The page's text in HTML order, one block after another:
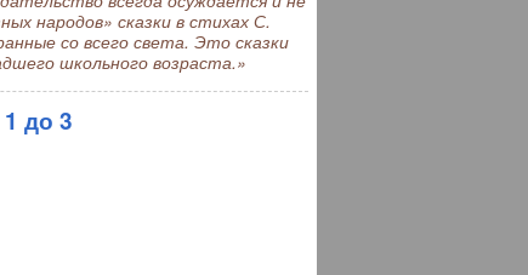
народов» сказки в стихах С.
со всего света. Это сказки
школьного возраста.»
до 3